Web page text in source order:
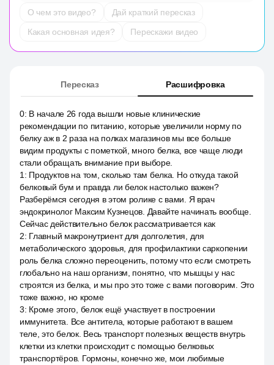
О чем это видео?
Дай краткий пересказ
Какая основная идея?
Перескажи видео
Пересказ Расшифровка
0: В начале 26 года вышли новые клинические
рекомендации по питанию, которые увеличили норму по
белку аж в 2 раза на полках магазинов мы все больше
видим продукты с пометкой, много белка, все чаще люди
стали обращать внимание при выборе.
1 : Продуктов на том, сколько там белка. Но откуда такой
белковый бум и правда ли белок настолько важен?
Разберёмся сегодня в этом ролике с вами. Я врач
эндокринолог Максим Кузнецов. Давайте начинать вообще.
Сейчас действительно белок рассматривается как
2: Главный макронутриент для долголетия, для
метаболического здоровья, для профилактики саркопении
роль белка сложно переоценить, потому что если смотреть
глобально на наш организм, понятно, что мышцы у нас
строятся из белка, и мы про это тоже с вами поговорим. Это
тоже важно, но кроме
3: Кроме этого, белок ещё участвует в построении
иммунитета. Все антитела, которые работают в вашем
теле, это белок. Весь транспорт полезных веществ внутрь
клетки из клетки происходит с помощью белковых
транспортёров. Гормоны, конечно же, мои любимые